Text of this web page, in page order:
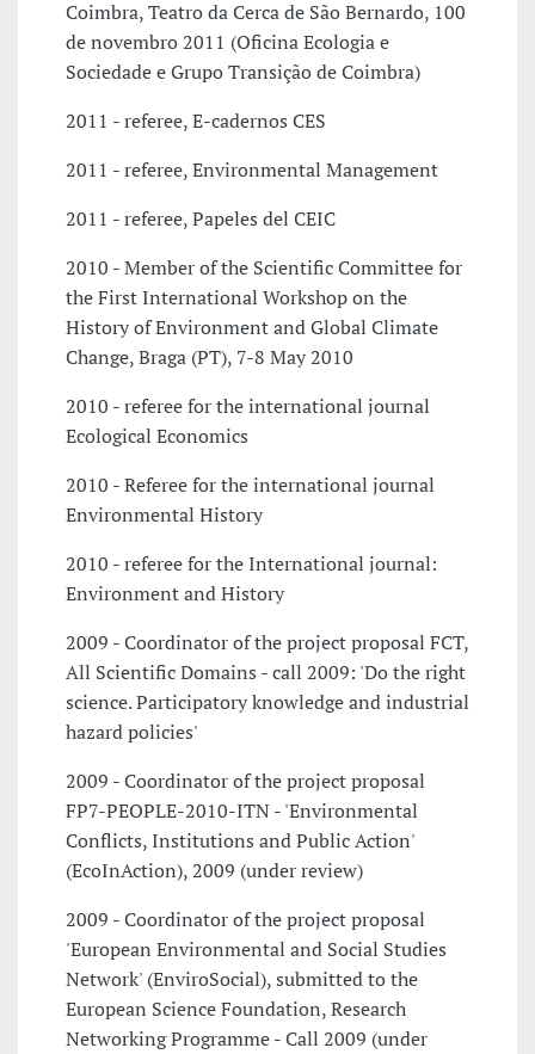
Coimbra, Teatro da Cerca de São Bernardo, 100
de novembro 2011 (Oficina Ecologia e
Sociedade e Grupo Transição de Coimbra)
2011 - referee, E-cadernos CES
2011 - referee, Environmental Management
2011 - referee, Papeles del CEIC
2010 - Member of the Scientific Committee for
the First International Workshop on the
History of Environment and Global Climate
Change, Braga (PT), 7-8 May 2010
2010 - referee for the international journal
Ecological Economics
2010 - Referee for the international journal
Environmental History
2010 - referee for the International journal:
Environment and History
2009 - Coordinator of the project proposal FCT,
All Scientific Domains - call 2009: 'Do the right
science. Participatory knowledge and industrial
hazard policies'
2009 - Coordinator of the project proposal
FP7-PEOPLE-2010-ITN - 'Environmental
Conflicts, Institutions and Public Action'
(EcoInAction), 2009 (under review)
2009 - Coordinator of the project proposal
'European Environmental and Social Studies
Network' (EnviroSocial), submitted to the
European Science Foundation, Research
Networking Programme - Call 2009 (under